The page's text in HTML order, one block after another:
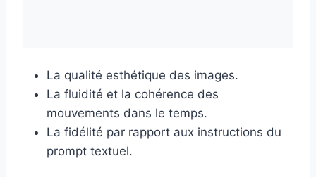
La qualité esthétique des images.
La fluidité et la cohérence des
mouvements dans le temps.
La fidélité par rapport aux instructions du
prompt textuel.